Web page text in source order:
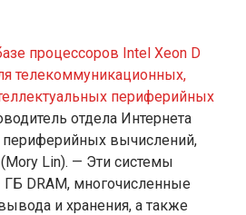
процессоров Intel Xeon D
телекоммуникационных,
периферийных
отдела Интернета
вычислений,
Lin). — Эти системы
DRAM, многочисленные
и хранения, а также